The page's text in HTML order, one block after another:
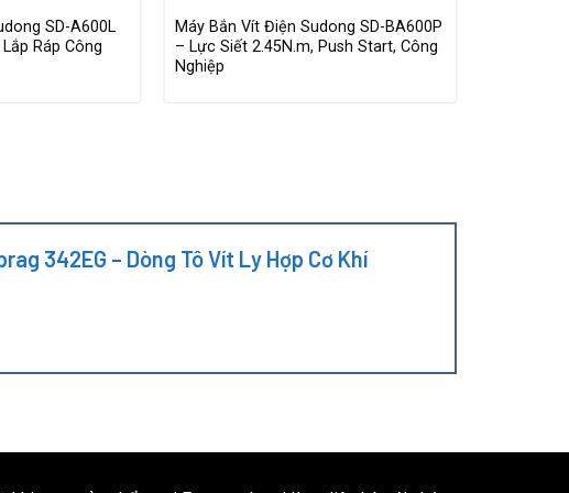
SD-A600L
Ráp Công
Máy Bắn Vít Điện Sudong SD-BA600P
– Lực Siết 2.45N.m, Push Start, Công
Nghiệp
342EG – Dòng Tô Vít Ly Hợp Cơ Khí